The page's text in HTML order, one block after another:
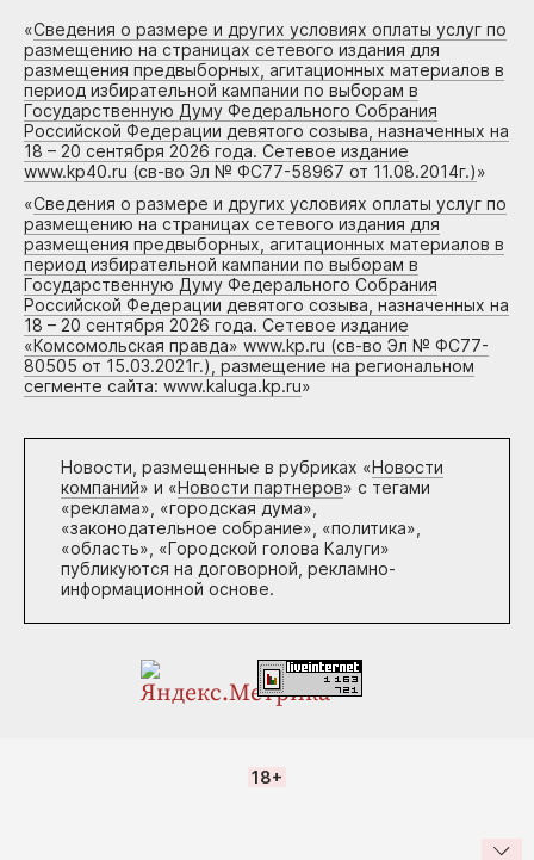
«Сведения о размере и других условиях оплаты услуг по
размещению на страницах сетевого издания для
размещения предвыборных, агитационных материалов в
период избирательной кампании по выборам в
Государственную Думу Федерального Собрания
Российской Федерации девятого созыва, назначенных на
18 – 20 сентября 2026 года. Сетевое издание
www.kp40.ru (св-во Эл № ФС77-58967 от 11.08.2014г.)»
«Сведения о размере и других условиях оплаты услуг по
размещению на страницах сетевого издания для
размещения предвыборных, агитационных материалов в
период избирательной кампании по выборам в
Государственную Думу Федерального Собрания
Российской Федерации девятого созыва, назначенных на
18 – 20 сентября 2026 года. Сетевое издание
«Комсомольская правда» www.kp.ru (св-во Эл № ФС77-
80505 от 15.03.2021г.), размещение на региональном
сегменте сайта: www.kaluga.kp.ru»
Новости, размещенные в рубриках «Новости
компаний» и «Новости партнеров» с тегами
«реклама», «городская дума»,
«законодательное собрание», «политика»,
«область», «Городской голова Калуги»
публикуются на договорной, рекламно-
информационной основе.
18+